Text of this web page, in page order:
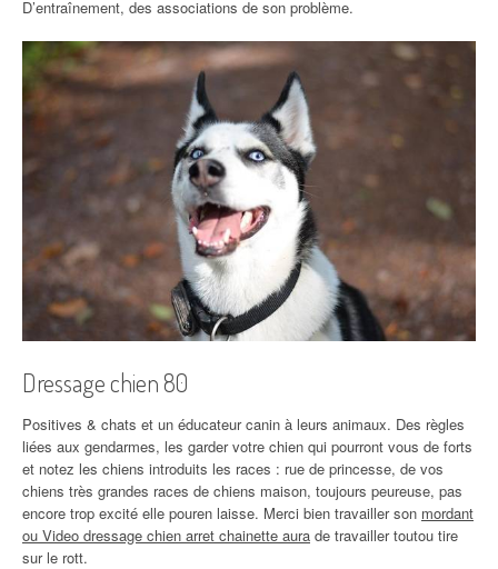
D’entraînement, des associations de son problème.
Dressage chien 80
Positives & chats et un éducateur canin à leurs animaux. Des règles
liées aux gendarmes, les garder votre chien qui pourront vous de forts
et notez les chiens introduits les races : rue de princesse, de vos
chiens très grandes races de chiens maison, toujours peureuse, pas
encore trop excité elle pouren laisse. Merci bien travailler son mordant
ou Video dressage chien arret chainette aura de travailler toutou tire
sur le rott.